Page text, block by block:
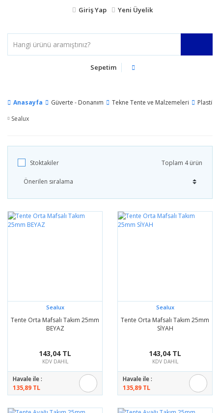
Giriş Yap Yeni Üyelik
Sepetim
Anasayfa Güverte - Donanım Tekne Tente ve Malzemeleri
Plastik
Sealux
Stoktakiler Toplam 4 ürün
Sealux
Tente Orta Mafsalı Takım 25mm
BEYAZ
143,04 TL
KDV DAHİL
Havale ile :
135,89 TL
Sealux
Tente Orta Mafsalı Takım 25mm
SİYAH
143,04 TL
KDV DAHİL
Havale ile :
135,89 TL